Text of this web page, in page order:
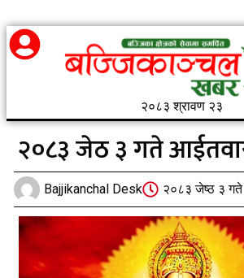
२०८३ श्रावण २३
२०८३ जेठ ३ गते
Bajjikanchal Desk २०८३ जेष्ठ ३